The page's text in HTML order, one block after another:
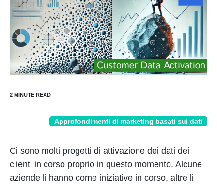
Approfondimenti di marketing basati sui dati
Ci sono molti progetti di attivazione dei dati dei
clienti in corso proprio in questo momento. Alcune
aziende li hanno come iniziative in corso, altre li